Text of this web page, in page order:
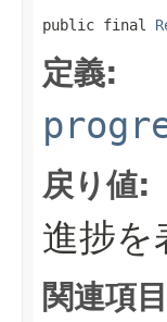
public final
定義:
戻り値:
進捗を
関連項